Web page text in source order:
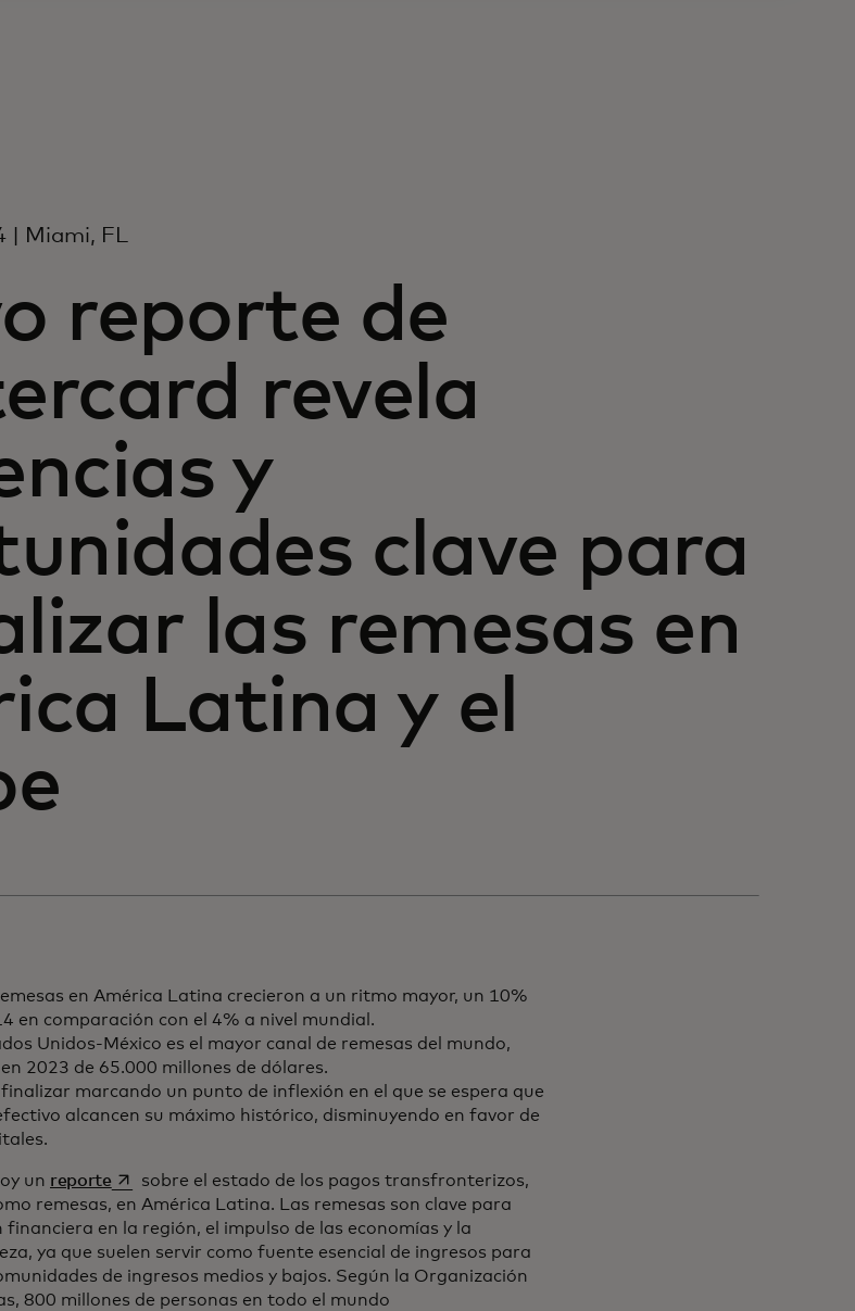
| Miami, FL
reporte de
revela
y
clave para
las remesas en
Latina y el
en América Latina crecieron a un ritmo mayor, un 10%
en comparación con el 4% a nivel mundial.
Unidos-México es el mayor canal de remesas del mundo,
2023 de 65.000 millones de dólares.
marcando un punto de inflexión en el que se espera que
alcancen su máximo histórico, disminuyendo en favor de
un reportese abre en una pestaña nueva
sobre el estado de los pagos transfronterizos,
remesas, en América Latina. Las remesas son clave para
en la región, el impulso de las economías y la
ya que suelen servir como fuente esencial de ingresos para
de ingresos medios y bajos. Según la Organización
800 millones de personas en todo el mundo